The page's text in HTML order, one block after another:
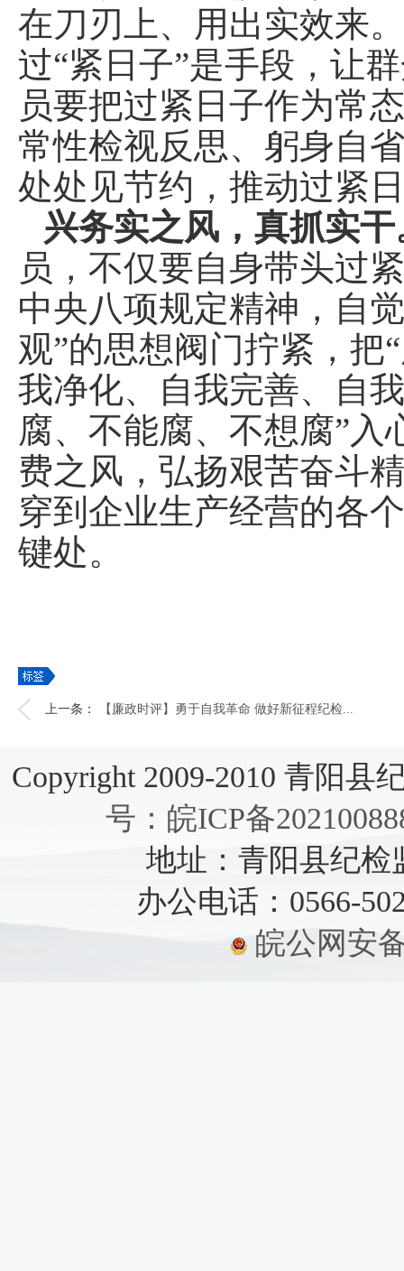
在刀刃上、用出实效来
过“紧日子”是手段，让
员要把过紧日子作为常
常性检视反思、躬身自
处处见节约，推动过紧
兴务实之风，真抓实干
员，不仅要自身带头过
中央八项规定精神，自
观”的思想阀门拧紧，把
我净化、自我完善、自
腐、不能腐、不想腐”
费之风，弘扬艰苦奋斗
穿到企业生产经营的各
键处。
上一条： 【廉政时评】勇于自我革命 做好新征程纪检...
Copyright 2009-2010 青阳县
号：皖ICP备
地址：青阳县纪检
办公电话：0566-
皖公网安